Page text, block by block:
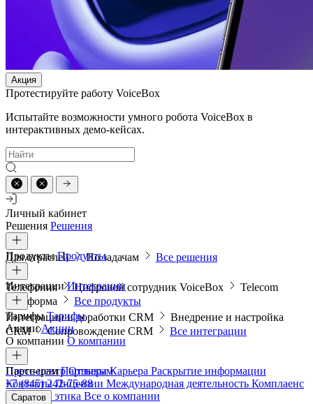
Акция
Протестируйте работу VoiceBox
Испытайте возможности умного робота VoiceBox в
интерактивных демо-кейсах.
Личный кабинет
Решения Решения
Для отраслей По задачам Все решения
ПродуктыПродукты
Телефония Цифровой сотрудник VoiceBox
Telecom
платформа
Все продукты
ИнтеграцииИнтеграции
Интеграции и доработки CRM
Внедрение и настройка
CRM
Сопровождение CRM Все интеграции
ТарифыТарифы
АкцииАкции
О компании О компании
Пресс-центрОтзывыКарьера Раскрытие информации
КонтактыЛицензии Международная деятельность Комплаенс
и деловая этика Все о компании
ПартнерамПартнерам
+7 (845) 242-75-88
Саратов